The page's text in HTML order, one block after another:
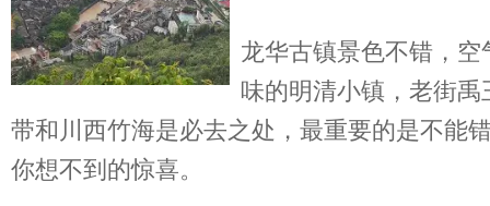
龙华古镇景色不错，
味的明清小镇，老街
带和川西竹海是必去之处，最重要的是不能
你想不到的惊喜。